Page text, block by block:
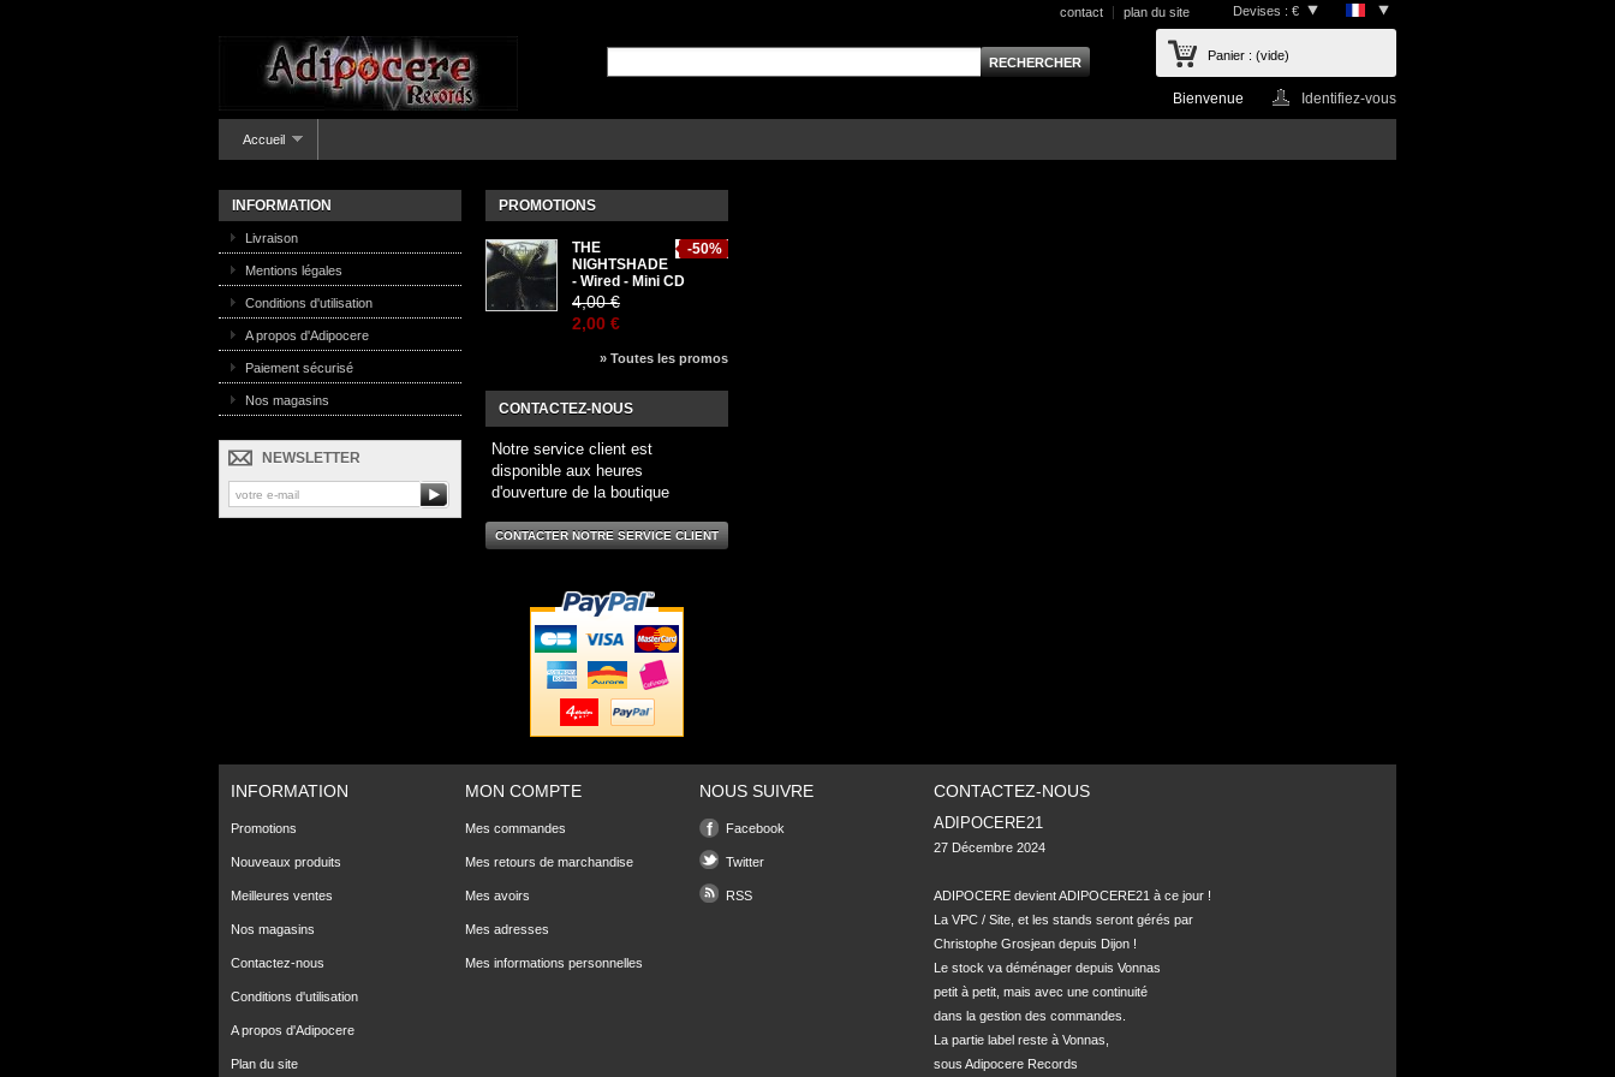
Devises : €
contact plan du site
Panier : (vide)
Bienvenue Identifiez-vous
Accueil
INFORMATION
Livraison
Mentions légales
Conditions d'utilisation
A propos d'Adipocere
Paiement sécurisé
Nos magasins
NEWSLETTER
PROMOTIONS
-50%
THE
NIGHTSHADE
- Wired - Mini CD
4,00 €
2,00 €
» Toutes les promos
CONTACTEZ-NOUS
Notre service client est
disponible aux heures
d'ouverture de la boutique
CONTACTER NOTRE SERVICE CLIENT
INFORMATION
Promotions
Nouveaux produits
Meilleures ventes
Nos magasins
Contactez-nous
Conditions d'utilisation
A propos d'Adipocere
Plan du site
MON COMPTE
Mes commandes
Mes retours de marchandise
Mes avoirs
Mes adresses
Mes informations personnelles
NOUS SUIVRE
Facebook
Twitter
RSS
CONTACTEZ-NOUS
ADIPOCERE21
27 Décembre 2024
ADIPOCERE devient ADIPOCERE21 à ce jour !
La VPC / Site, et les stands seront gérés par
Christophe Grosjean depuis Dijon !
Le stock va déménager depuis Vonnas
petit à petit, mais avec une continuité
dans la gestion des commandes.
La partie label reste à Vonnas,
sous Adipocere Records